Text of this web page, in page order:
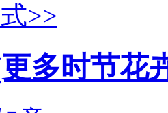
>>
多时节花